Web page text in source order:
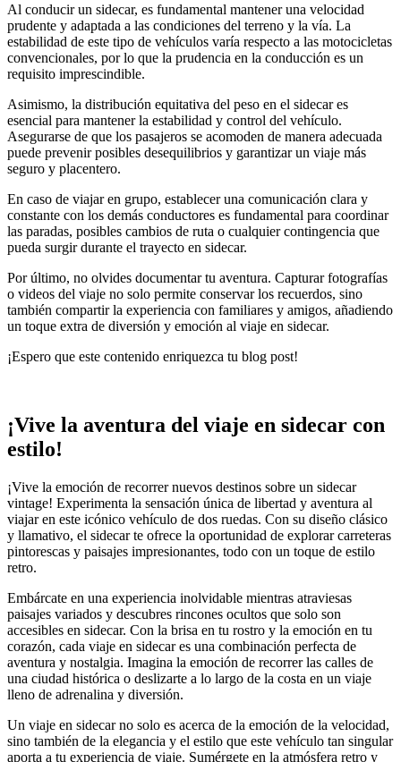
Al conducir un sidecar, es fundamental mantener una velocidad
prudente y adaptada a las condiciones del terreno y la vía. La
estabilidad de este tipo de vehículos varía respecto a las motocicletas
convencionales, por lo que la prudencia en la conducción es un
requisito imprescindible.
Asimismo, la distribución equitativa del peso en el sidecar es
esencial para mantener la estabilidad y control del vehículo.
Asegurarse de que los pasajeros se acomoden de manera adecuada
puede prevenir posibles desequilibrios y garantizar un viaje más
seguro y placentero.
En caso de viajar en grupo, establecer una comunicación clara y
constante con los demás conductores es fundamental para coordinar
las paradas, posibles cambios de ruta o cualquier contingencia que
pueda surgir durante el trayecto en sidecar.
Por último, no olvides documentar tu aventura. Capturar fotografías
o videos del viaje no solo permite conservar los recuerdos, sino
también compartir la experiencia con familiares y amigos, añadiendo
un toque extra de diversión y emoción al viaje en sidecar.
¡Espero que este contenido enriquezca tu blog post!
¡Vive la aventura del viaje en sidecar con
estilo!
¡Vive la emoción de recorrer nuevos destinos sobre un sidecar
vintage! Experimenta la sensación única de libertad y aventura al
viajar en este icónico vehículo de dos ruedas. Con su diseño clásico
y llamativo, el sidecar te ofrece la oportunidad de explorar carreteras
pintorescas y paisajes impresionantes, todo con un toque de estilo
retro.
Embárcate en una experiencia inolvidable mientras atraviesas
paisajes variados y descubres rincones ocultos que solo son
accesibles en sidecar. Con la brisa en tu rostro y la emoción en tu
corazón, cada viaje en sidecar es una combinación perfecta de
aventura y nostalgia. Imagina la emoción de recorrer las calles de
una ciudad histórica o deslizarte a lo largo de la costa en un viaje
lleno de adrenalina y diversión.
Un viaje en sidecar no solo es acerca de la emoción de la velocidad,
sino también de la elegancia y el estilo que este vehículo tan singular
aporta a tu experiencia de viaje. Sumérgete en la atmósfera retro y